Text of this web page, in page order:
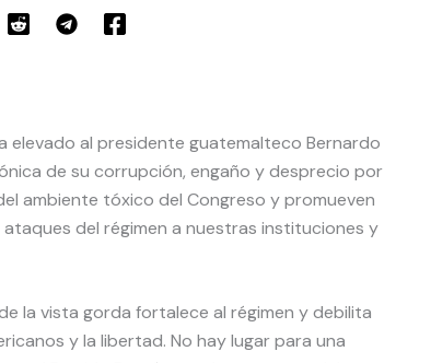
elevado al presidente guatemalteco Bernardo
de su corrupción, engaño y desprecio por
ambiente tóxico del Congreso y promueven
del régimen a nuestras instituciones y
la vista gorda fortalece al régimen y debilita
y la libertad. No hay lugar para una